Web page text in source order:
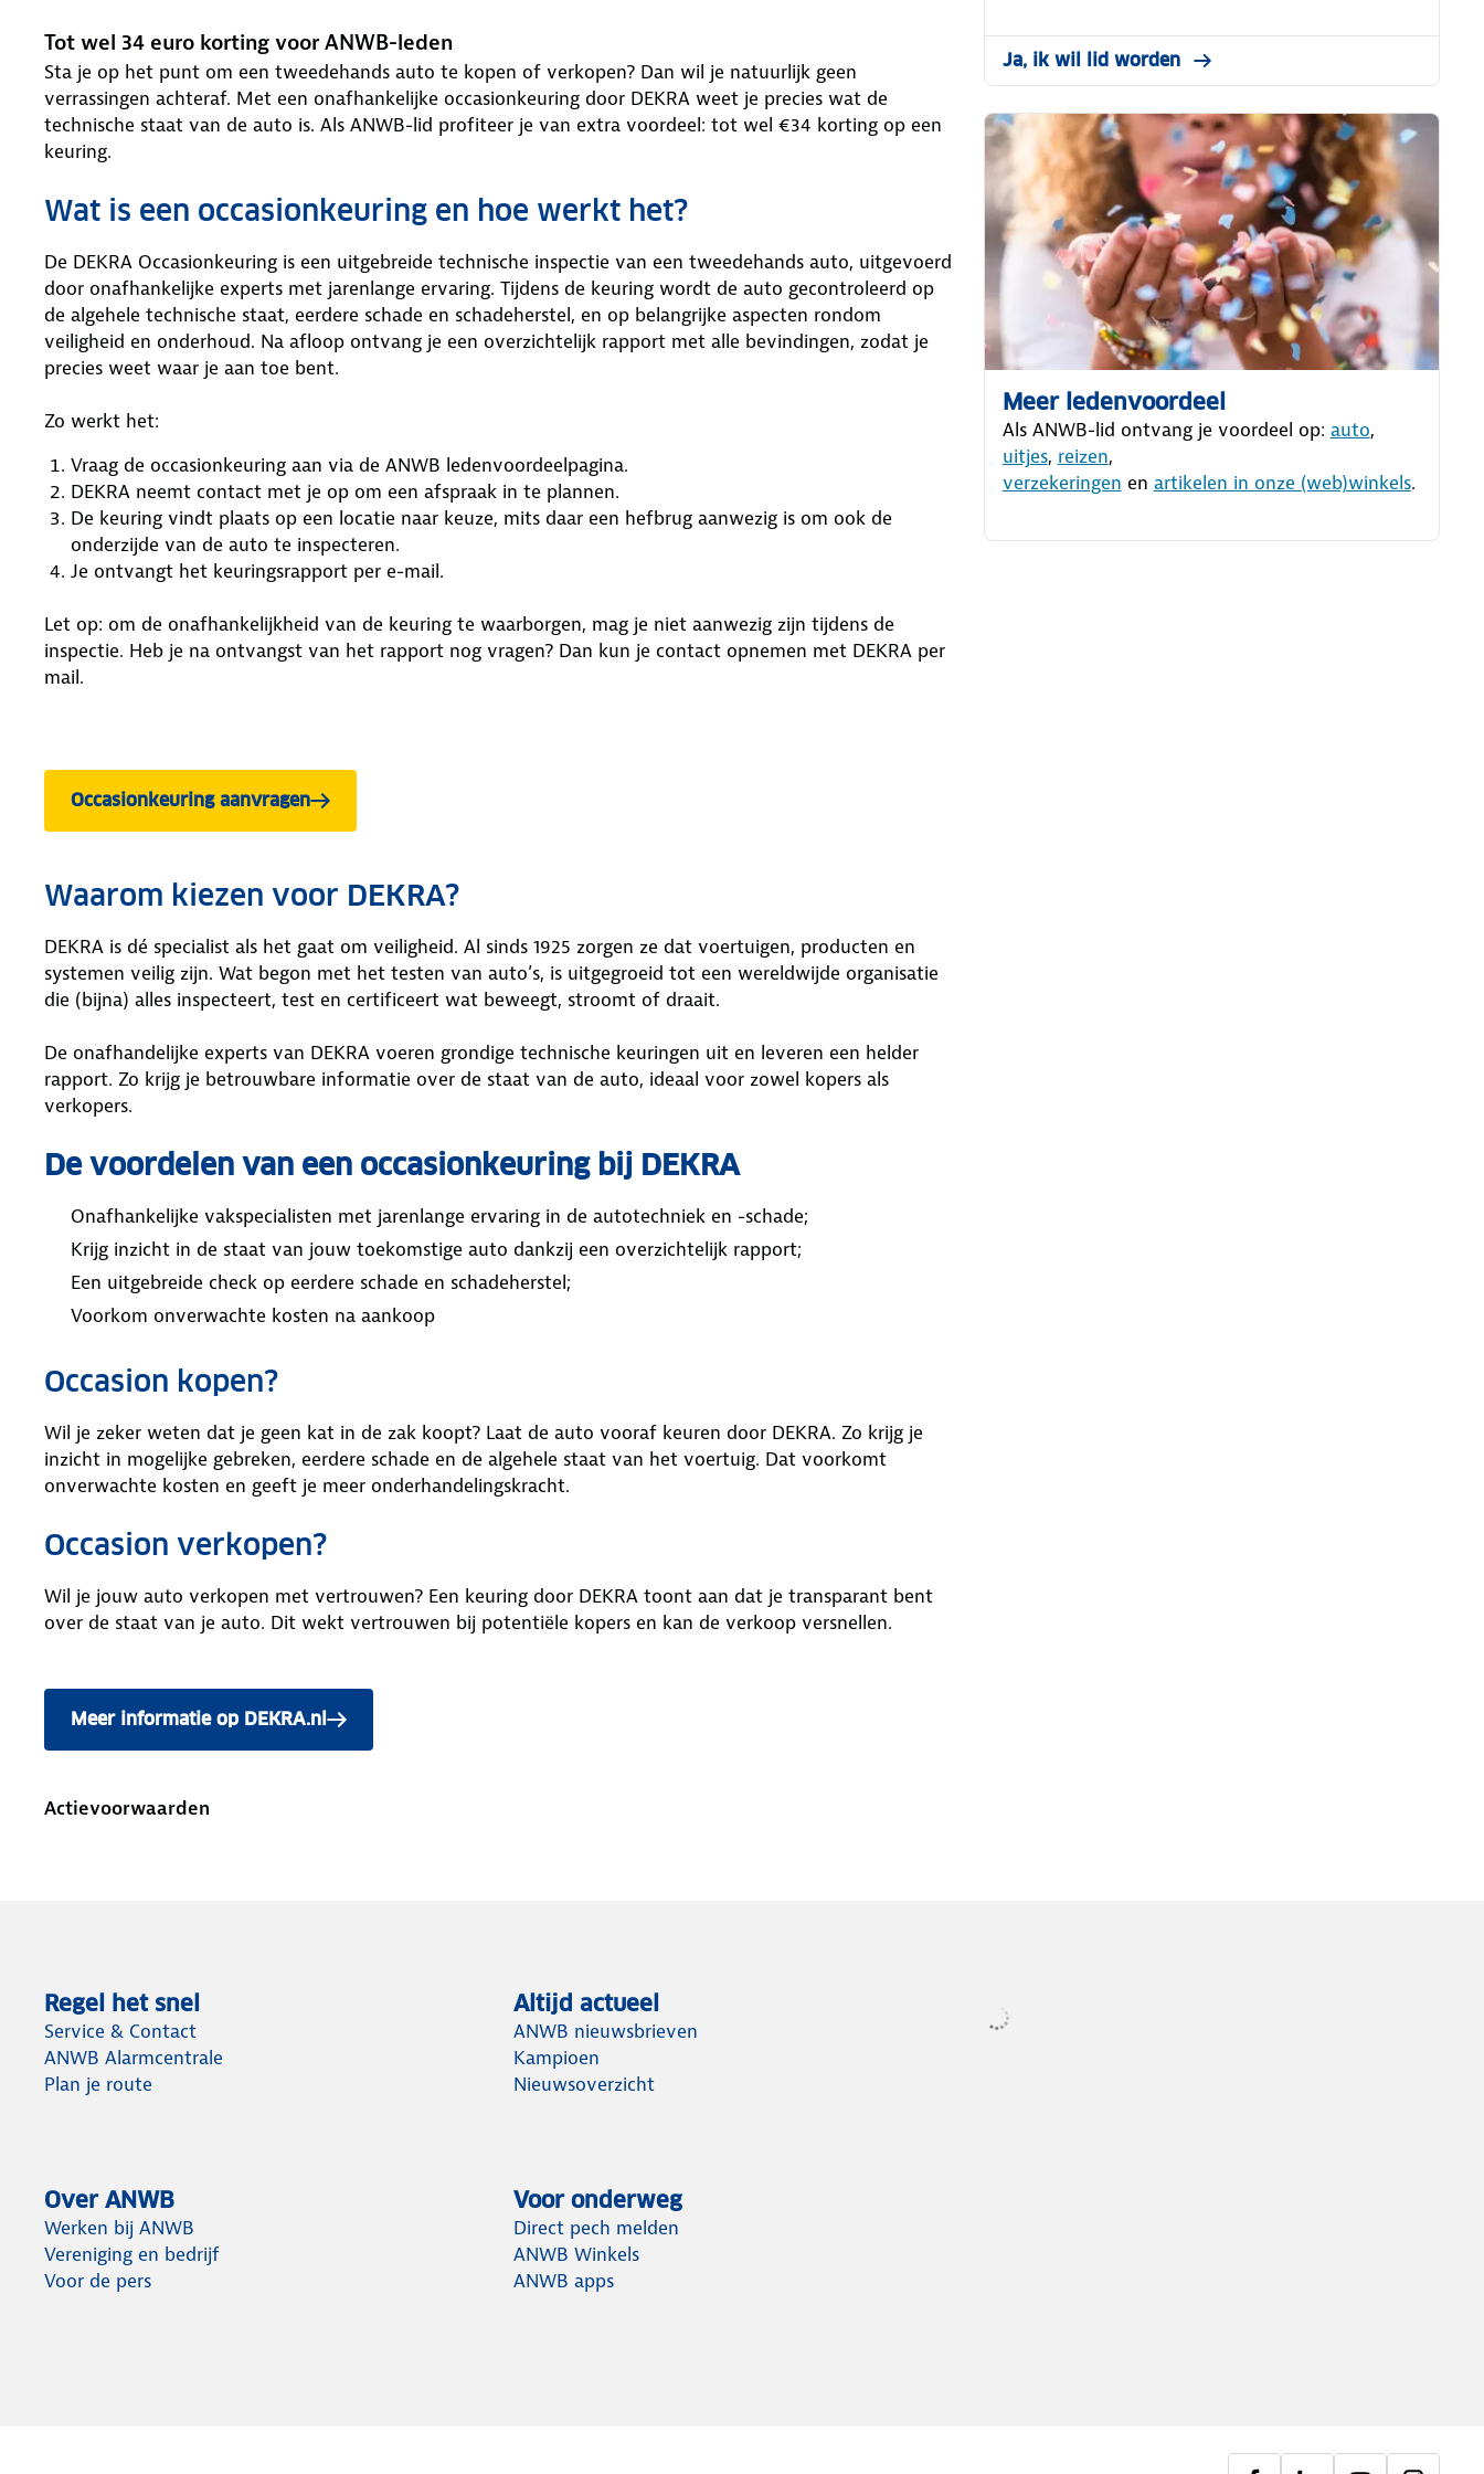
Tot wel 34 euro korting voor ANWB-leden
Sta je op het punt om een tweedehands auto te kopen of verkopen? Dan wil je natuurlijk geen
verrassingen achteraf. Met een onafhankelijke occasionkeuring door DEKRA weet je precies wat de
technische staat van de auto is. Als ANWB-lid profiteer je van extra voordeel: tot wel €34 korting op een
keuring.
Wat is een occasionkeuring en hoe werkt het?
De DEKRA Occasionkeuring is een uitgebreide technische inspectie van een tweedehands auto, uitgevoerd
door onafhankelijke experts met jarenlange ervaring. Tijdens de keuring wordt de auto gecontroleerd op
de algehele technische staat, eerdere schade en schadeherstel, en op belangrijke aspecten rondom
veiligheid en onderhoud. Na afloop ontvang je een overzichtelijk rapport met alle bevindingen, zodat je
precies weet waar je aan toe bent.
Zo werkt het:
Vraag de occasionkeuring aan via de ANWB ledenvoordeelpagina.
DEKRA neemt contact met je op om een afspraak in te plannen.
De keuring vindt plaats op een locatie naar keuze, mits daar een hefbrug aanwezig is om ook de
onderzijde van de auto te inspecteren.
Je ontvangt het keuringsrapport per e-mail.
Let op: om de onafhankelijkheid van de keuring te waarborgen, mag je niet aanwezig zijn tijdens de
inspectie. Heb je na ontvangst van het rapport nog vragen? Dan kun je contact opnemen met DEKRA per
mail.
Occasionkeuring aanvragen
Waarom kiezen voor DEKRA?
DEKRA is dé specialist als het gaat om veiligheid. Al sinds 1925 zorgen ze dat voertuigen, producten en
systemen veilig zijn. Wat begon met het testen van auto’s, is uitgegroeid tot een wereldwijde organisatie
die (bijna) alles inspecteert, test en certificeert wat beweegt, stroomt of draait.
De onafhandelijke experts van DEKRA voeren grondige technische keuringen uit en leveren een helder
rapport. Zo krijg je betrouwbare informatie over de staat van de auto, ideaal voor zowel kopers als
verkopers.
De voordelen van een occasionkeuring bij DEKRA
Onafhankelijke vakspecialisten met jarenlange ervaring in de autotechniek en -schade;
Krijg inzicht in de staat van jouw toekomstige auto dankzij een overzichtelijk rapport;
Een uitgebreide check op eerdere schade en schadeherstel;
Voorkom onverwachte kosten na aankoop
Occasion kopen?
Wil je zeker weten dat je geen kat in de zak koopt? Laat de auto vooraf keuren door DEKRA. Zo krijg je
inzicht in mogelijke gebreken, eerdere schade en de algehele staat van het voertuig. Dat voorkomt
onverwachte kosten en geeft je meer onderhandelingskracht.
Occasion verkopen?
Wil je jouw auto verkopen met vertrouwen? Een keuring door DEKRA toont aan dat je transparant bent
over de staat van je auto. Dit wekt vertrouwen bij potentiële kopers en kan de verkoop versnellen.
Meer informatie op DEKRA.nl
Actievoorwaarden
Ja, ik wil lid worden
Meer ledenvoordeel
Als ANWB-lid ontvang je voordeel op: auto,
uitjes, reizen,
verzekeringen en artikelen in onze (web)winkels.
Regel het snel
Service & Contact
ANWB Alarmcentrale
Plan je route
Altijd actueel
ANWB nieuwsbrieven
Kampioen
Nieuwsoverzicht
Over ANWB
Werken bij ANWB
Vereniging en bedrijf
Voor de pers
Voor onderweg
Direct pech melden
ANWB Winkels
ANWB apps